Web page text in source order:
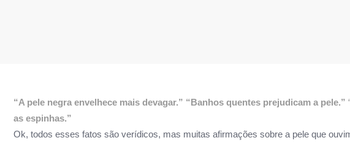
“A pele negra envelhece mais devagar.” “Banhos quentes prejudicam a pele.”
as espinhas.”
Ok, todos esses fatos são verídicos, mas muitas afirmações sobre a pele que